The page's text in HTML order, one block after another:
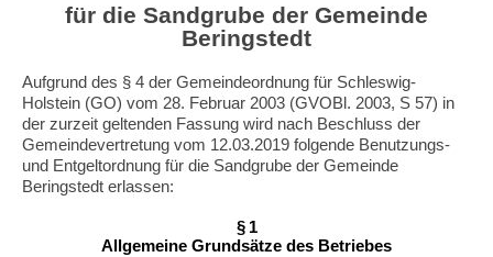
für die Sandgrube der Gemeinde
Beringstedt
Aufgrund des § 4 der Gemeindeordnung für Schleswig-
Holstein (GO) vom 28. Februar 2003 (GVOBl. 2003, S 57) in
der zurzeit geltenden Fassung wird nach Beschluss der
Gemeindevertretung vom 12.03.2019 folgende Benutzungs-
und Entgeltordnung für die Sandgrube der Gemeinde
Beringstedt erlassen:
§ 1
Allgemeine Grundsätze des Betriebes